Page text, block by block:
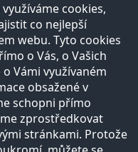
cookies,
co nejlepší
webu. Tyto cookies
o Vás, o Vašich
Vámi využívaném
obsažené v
schopni přímo
zprostředkovat
stránkami. Protože